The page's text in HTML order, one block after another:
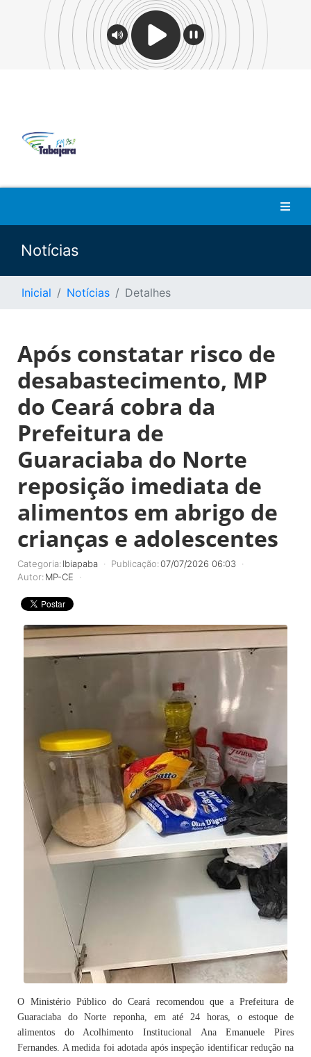
Notícias
Inicial Notícias Detalhes
Após constatar risco de
desabastecimento, MP
do Ceará cobra da
Prefeitura de
Guaraciaba do Norte
reposição imediata de
alimentos em abrigo de
crianças e adolescentes
Categoria: Ibiapaba Publicação:07/07/2026 06:03
Autor: MP-CE
O Ministério Público do Ceará recomendou que a Prefeitura de
Guaraciaba do Norte reponha, em até 24 horas, o estoque de
alimentos do Acolhimento Institucional Ana Emanuele Pires
Fernandes. A medida foi adotada após inspeção identificar redução na